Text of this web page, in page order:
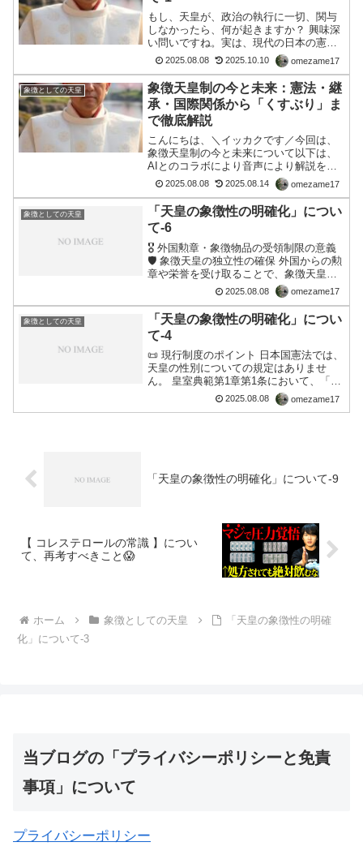
もし、天皇が、政治の執行に一切、関与
しなかったら、何が起きますか？ 興味深
い問いですね。実は、現代の日本の憲法
（日本国憲法）では、天皇はすでに「政
治の執行に一切関与しない」立場にあり
ます。これは憲法第1章「天皇」に明記さ
れており、特に第4条...
2025.08.08 2025.10.10 omezame17
象徴としての天皇
象徴天皇制の今と未来：憲法・継
承・国際関係から「くすぶり」ま
で徹底解説
こんにちは、＼イッカクです／今回は、
象徴天皇制の今と未来について以下は、
AIとのコラボにより音声により解説を作
成しています。提供資料オリジナル・ソ
ース：日本の象徴天皇制について：以下
は【要約】「国際関係における原則案」
の大きな捉え方として「...
2025.08.08 2025.08.14 omezame17
象徴としての天皇
「天皇の象徴性の明確化」につい
て-6
🎖️ 外国勲章・象徴物品の受領制限の意義
🛡️ 象徴天皇の独立性の確保 外国からの勲
章や栄誉を受け取ることで、象徴天皇が
他国の価値体系に組み込まれる印象を与
える。 特に王室間の勲章交換は、外交的
な親密性や同盟関係の象徴と見なされる
ことがある。...
2025.08.08 omezame17
象徴としての天皇
「天皇の象徴性の明確化」につい
て-4
📜 現行制度のポイント 日本国憲法では、
天皇の性別についての規定はありませ
ん。 皇室典範第1章第1条において、「皇
位は、皇統に属する男系の男子が、これ
を継承する」と定められています。 つま
2025.08.08 omezame17
「天皇の象徴性の明確化」について-9
【 コレステロールの常識 】につい
て、再考すべきこと😱
ホーム 象徴としての天皇
「天皇の象徴性の明確
化」について-3
当ブログの「プライバシーポリシーと免責
事項」について
プライバシーポリシー